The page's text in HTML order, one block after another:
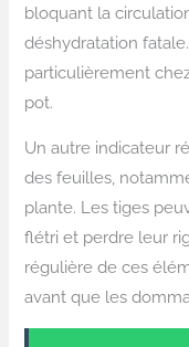
bloquant la
déshydratation
particulièrement
pot.
Un autre indicateur
des feuilles,
plante. Les tiges
flétri et perdre leur
régulière de ces
avant que les